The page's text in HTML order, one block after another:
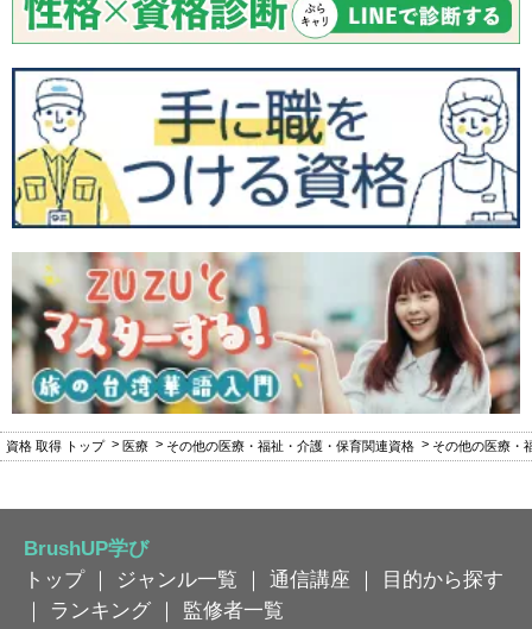
資格 取得 トップ 医療 その他の医療・福祉・介護・保育関連資格 その他の医療・
BrushUP学び
トップ｜ ジャンル一覧 ｜ 通信講座 ｜
目的から探す
｜
ランキング ｜ 監修者一覧